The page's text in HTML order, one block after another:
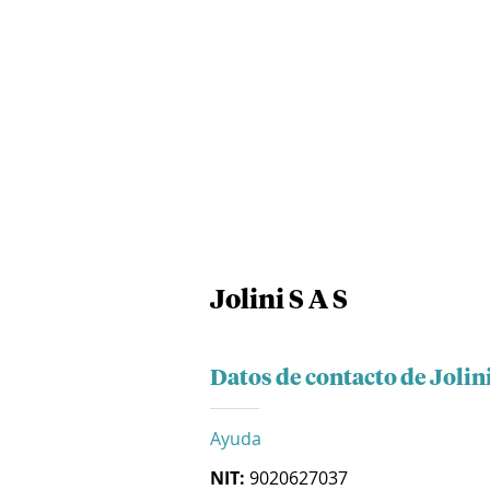
Jolini S A S
Datos de contacto de Jolini
Ayuda
NIT: 9020627037